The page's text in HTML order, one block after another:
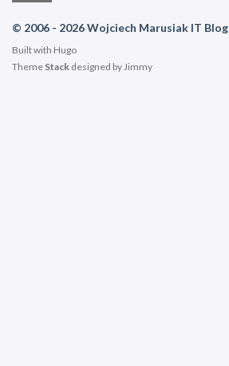
© 2006 - 2026 Wojciech Marusiak IT Blog
Built with Hugo
Theme Stack designed byJimmy